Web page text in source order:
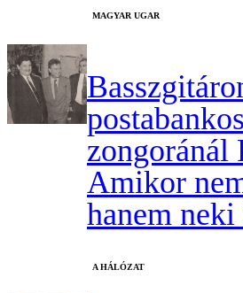
MAGYAR UGAR
zongoránál
Amikor
hanem
A HÁLÓZAT